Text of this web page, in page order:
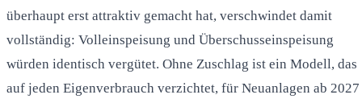
überhaupt erst attraktiv gemacht hat, verschwindet damit
vollständig: Volleinspeisung und Überschusseinspeisung
würden identisch vergütet. Ohne Zuschlag ist ein Modell, das
auf jeden Eigenverbrauch verzichtet, für Neuanlagen ab 2027